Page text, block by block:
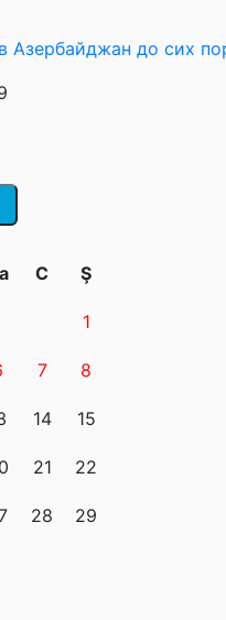
Азербайджан до сих
C Ş
1
7 8
14 15
21 22
28 29